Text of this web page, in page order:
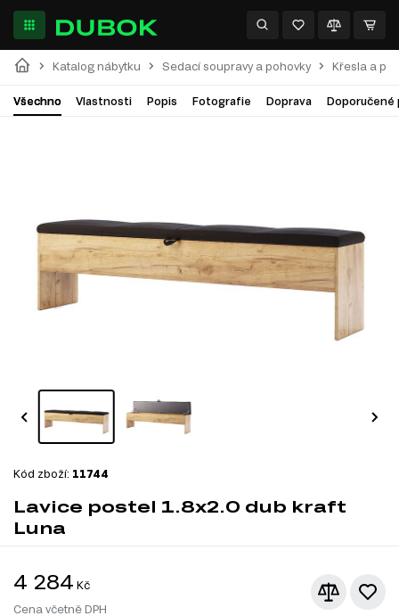
Katalog nábytku Sedací soupravy a pohovky Křesla a
Všechno Vlastnosti Popis Fotografie Doprava Doporučené
Kód zboží: 11744
Lavice postel 1.8x2.0 dub kraft
Luna
4 284 Kč
Cena včetně DPH